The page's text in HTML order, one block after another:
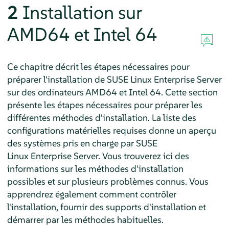
2 Installation sur
AMD64 et Intel 64
Ce chapitre décrit les étapes nécessaires pour
préparer l'installation de SUSE Linux Enterprise Server
sur des ordinateurs AMD64 et Intel 64. Cette section
présente les étapes nécessaires pour préparer les
différentes méthodes d'installation. La liste des
configurations matérielles requises donne un aperçu
des systèmes pris en charge par SUSE
Linux Enterprise Server. Vous trouverez ici des
informations sur les méthodes d'installation
possibles et sur plusieurs problèmes connus. Vous
apprendrez également comment contrôler
l'installation, fournir des supports d'installation et
démarrer par les méthodes habituelles.